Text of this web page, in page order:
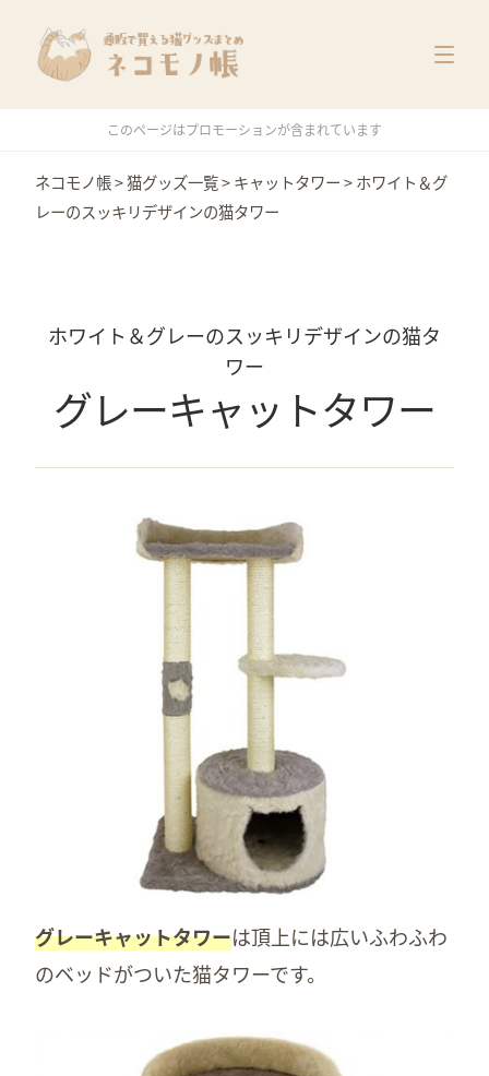
猫グッズ一覧
メーカー別
価格別
このページはプロモーションが含まれています
ネコモノ帳>猫グッズ一覧>キャットタワー>ホワイト＆グ
レーのスッキリデザインの猫タワー
ホワイト＆グレーのスッキリデザインの猫タ
ワー
グレーキャットタワー
グレーキャットタワーは頂上には広いふわふわ
のベッドがついた猫タワーです。